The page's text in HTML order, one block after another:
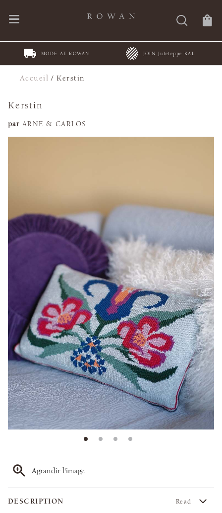
MODE AT ROWAN JOIN Juleteppe KAL
Accueil /Kerstin
Kerstin
par ARNE & CARLOS
Agrandir l'image
DESCRIPTION Read